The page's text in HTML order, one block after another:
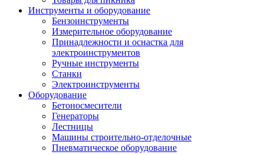
Инструменты и оборудование
Бензоинструменты
Измерительное оборудование
Принадлежности и оснастка для
электроинструментов
Ручные инструменты
Станки
Электроинструменты
Оборудование
Бетоносмесители
Генераторы
Лестницы
Машины строительно-отделочные
Пневматическое оборудование